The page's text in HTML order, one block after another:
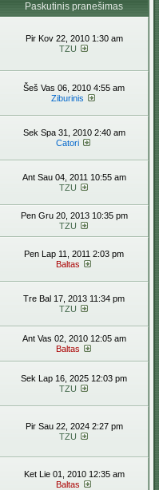
Paskutinis pranešimas
Pir Kov 22, 2010 1:30 am
TZU
Šeš Vas 06, 2010 4:55 am
Ziburinis
Sek Spa 31, 2010 2:40 am
Catori
Ant Sau 04, 2011 10:55 am
TZU
Pen Gru 20, 2013 10:35 pm
TZU
Pen Lap 11, 2011 2:03 pm
Baltas
Tre Bal 17, 2013 11:34 pm
TZU
Ant Vas 02, 2010 12:05 am
Baltas
Sek Lap 16, 2025 12:03 pm
TZU
Pir Sau 22, 2024 2:27 pm
TZU
Ket Lie 01, 2010 12:35 am
Baltas